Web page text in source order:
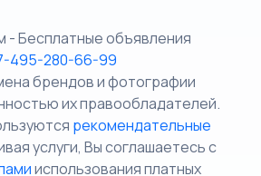
Бесплатные объявления
495-280-66-99
брендов и фотографии
их правообладателей.
рекомендательные
услуги, Вы соглашаетесь c
использования платных